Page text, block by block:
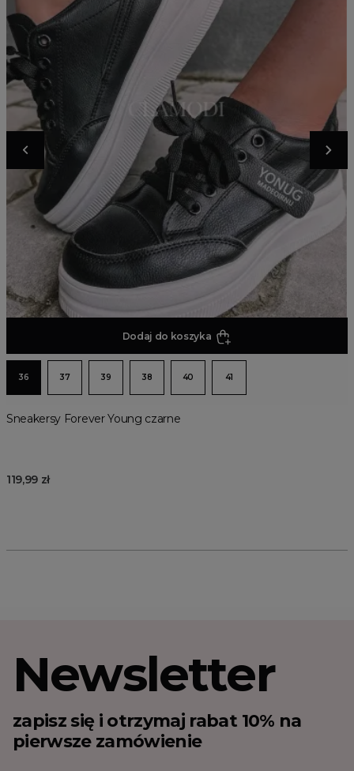
Dodaj do koszyka
36 37 39 38 40 41
Sneakersy Forever Young czarne
119,99 zł
Newsletter
zapisz się i otrzymaj rabat 10% na
pierwsze zamówienie